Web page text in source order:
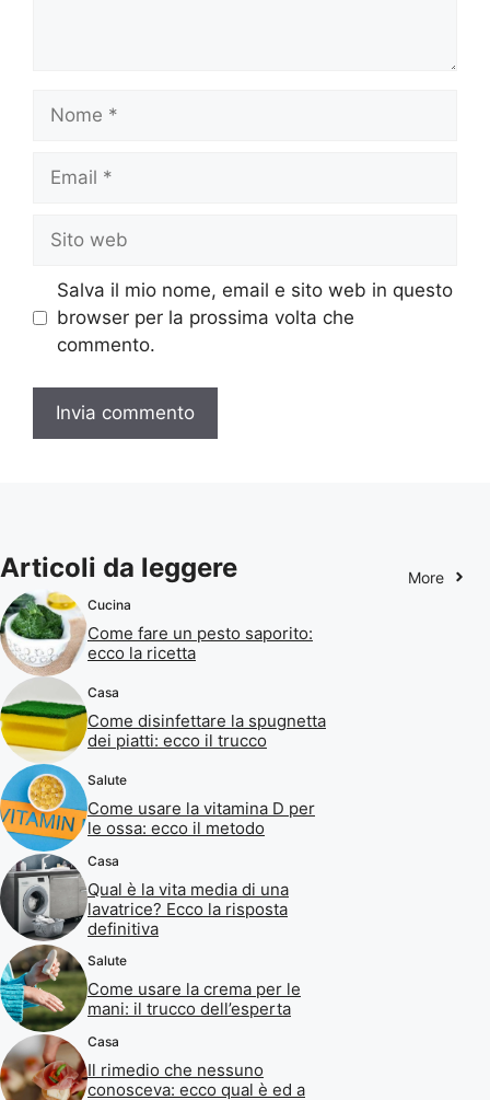
Nome
Email
Sito
web
Salva il mio nome, email e sito web in questo
browser per la prossima volta che
commento.
Articoli da leggere More
Cucina
Come fare un pesto saporito:
ecco la ricetta
Casa
Come disinfettare la spugnetta
dei piatti: ecco il trucco
Salute
Come usare la vitamina D per
le ossa: ecco il metodo
Casa
Qual è la vita media di una
lavatrice? Ecco la risposta
definitiva
Salute
Come usare la crema per le
mani: il trucco dell’esperta
Casa
Il rimedio che nessuno
conosceva: ecco qual è ed a